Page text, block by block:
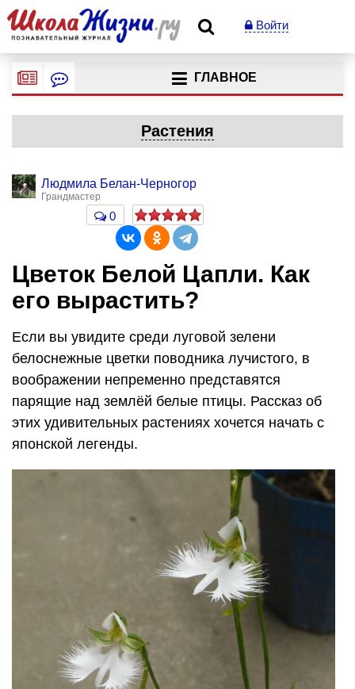
Войти
ГЛАВНОЕ
Растения
Людмила Белан-Черногор
Грандмастер
0
Цветок Белой Цапли. Как
его вырастить?
Если вы увидите среди луговой зелени
белоснежные цветки поводника лучистого, в
воображении непременно представятся
парящие над землёй белые птицы. Рассказ об
этих удивительных растениях хочется начать с
японской легенды.